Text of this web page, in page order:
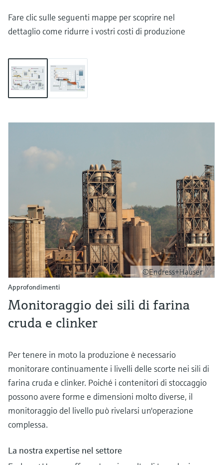
Fare clic sulle seguenti mappe per scoprire nel
dettaglio come ridurre i vostri costi di produzione
©Endress+Hauser
Approfondimenti
Monitoraggio dei sili di farina
cruda e clinker
Per tenere in moto la produzione è necessario
monitorare continuamente i livelli delle scorte nei sili di
farina cruda e clinker. Poiché i contenitori di stoccaggio
possono avere forme e dimensioni molto diverse, il
monitoraggio del livello può rivelarsi un'operazione
complessa.
La nostra expertise nel settore